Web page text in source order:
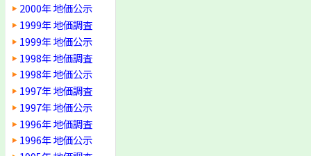
2000年 地価公示
1999年 地価調査
1999年 地価公示
1998年 地価調査
1998年 地価公示
1997年 地価調査
1997年 地価公示
1996年 地価調査
1996年 地価公示